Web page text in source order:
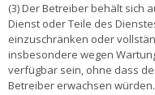
(3) Der Betreiber behält sich
Dienst oder Teile des
einzuschränken oder
insbesondere wegen
verfügbar sein, ohne dass
Betreiber erwachsen würden.